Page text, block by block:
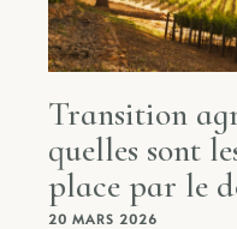
Transition
quelles sont
place par le
20 MARS 2026